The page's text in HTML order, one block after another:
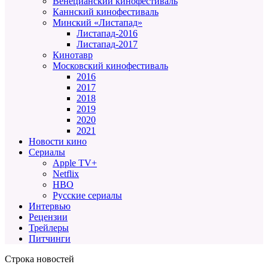
Каннский кинофестиваль
Минский «Листапад»
Листапад-2016
Листапад-2017
Кинотавр
Московский кинофестиваль
2016
2017
2018
2019
2020
2021
Новости кино
Сериалы
Apple TV+
Netflix
HBO
Русские сериалы
Интервью
Рецензии
Трейлеры
Питчинги
Строка новостей